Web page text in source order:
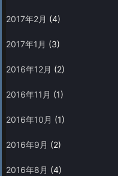
2017年2月 (4)
2017年1月 (3)
2016年12月 (2)
2016年11月 (1)
2016年10月 (1)
2016年9月 (2)
2016年8月 (4)